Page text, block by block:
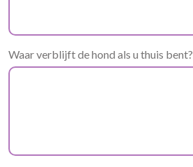
Waar verblijft de hond als u thuis bent?